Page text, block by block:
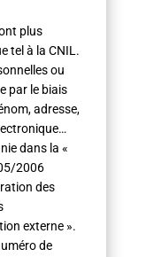
plus
tel à la CNIL.
ou
par le biais
adresse,
dans la «
2006
des
externe ».
de